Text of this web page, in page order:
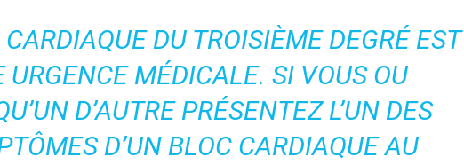
DU TROISIÈME DEGRÉ EST
URGENCE MÉDICALE. SI VOUS OU
D’AUTRE PRÉSENTEZ L’UN DES
D’UN BLOC CARDIAQUE AU